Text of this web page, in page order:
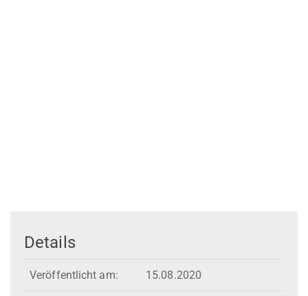
Details
Veröffentlicht am: 15.08.2020